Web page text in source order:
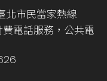
市民當家熱線
電話服務，公共電